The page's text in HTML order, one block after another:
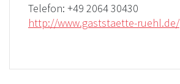
Telefon: +49 2064 30430
http://www.gaststaette-ruehl.de/